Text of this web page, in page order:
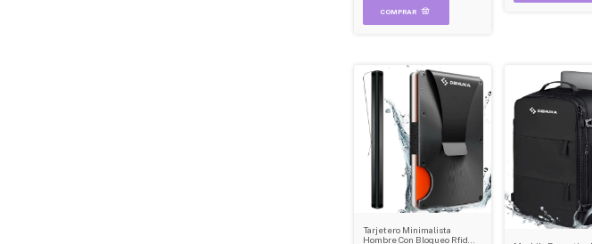
Tarjetero Minimalista
Hombre Con Bloqueo Rfid